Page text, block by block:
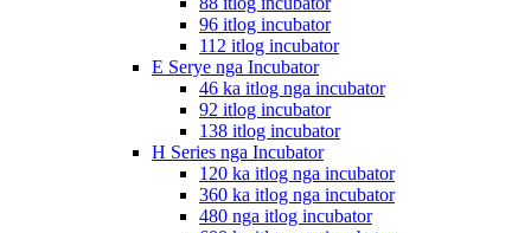
96 itlog incubator
112 itlog incubator
E Serye nga Incubator
46 ka itlog nga incubator
92 itlog incubator
138 itlog incubator
H Series nga Incubator
120 ka itlog nga incubator
360 ka itlog nga incubator
480 nga itlog incubator